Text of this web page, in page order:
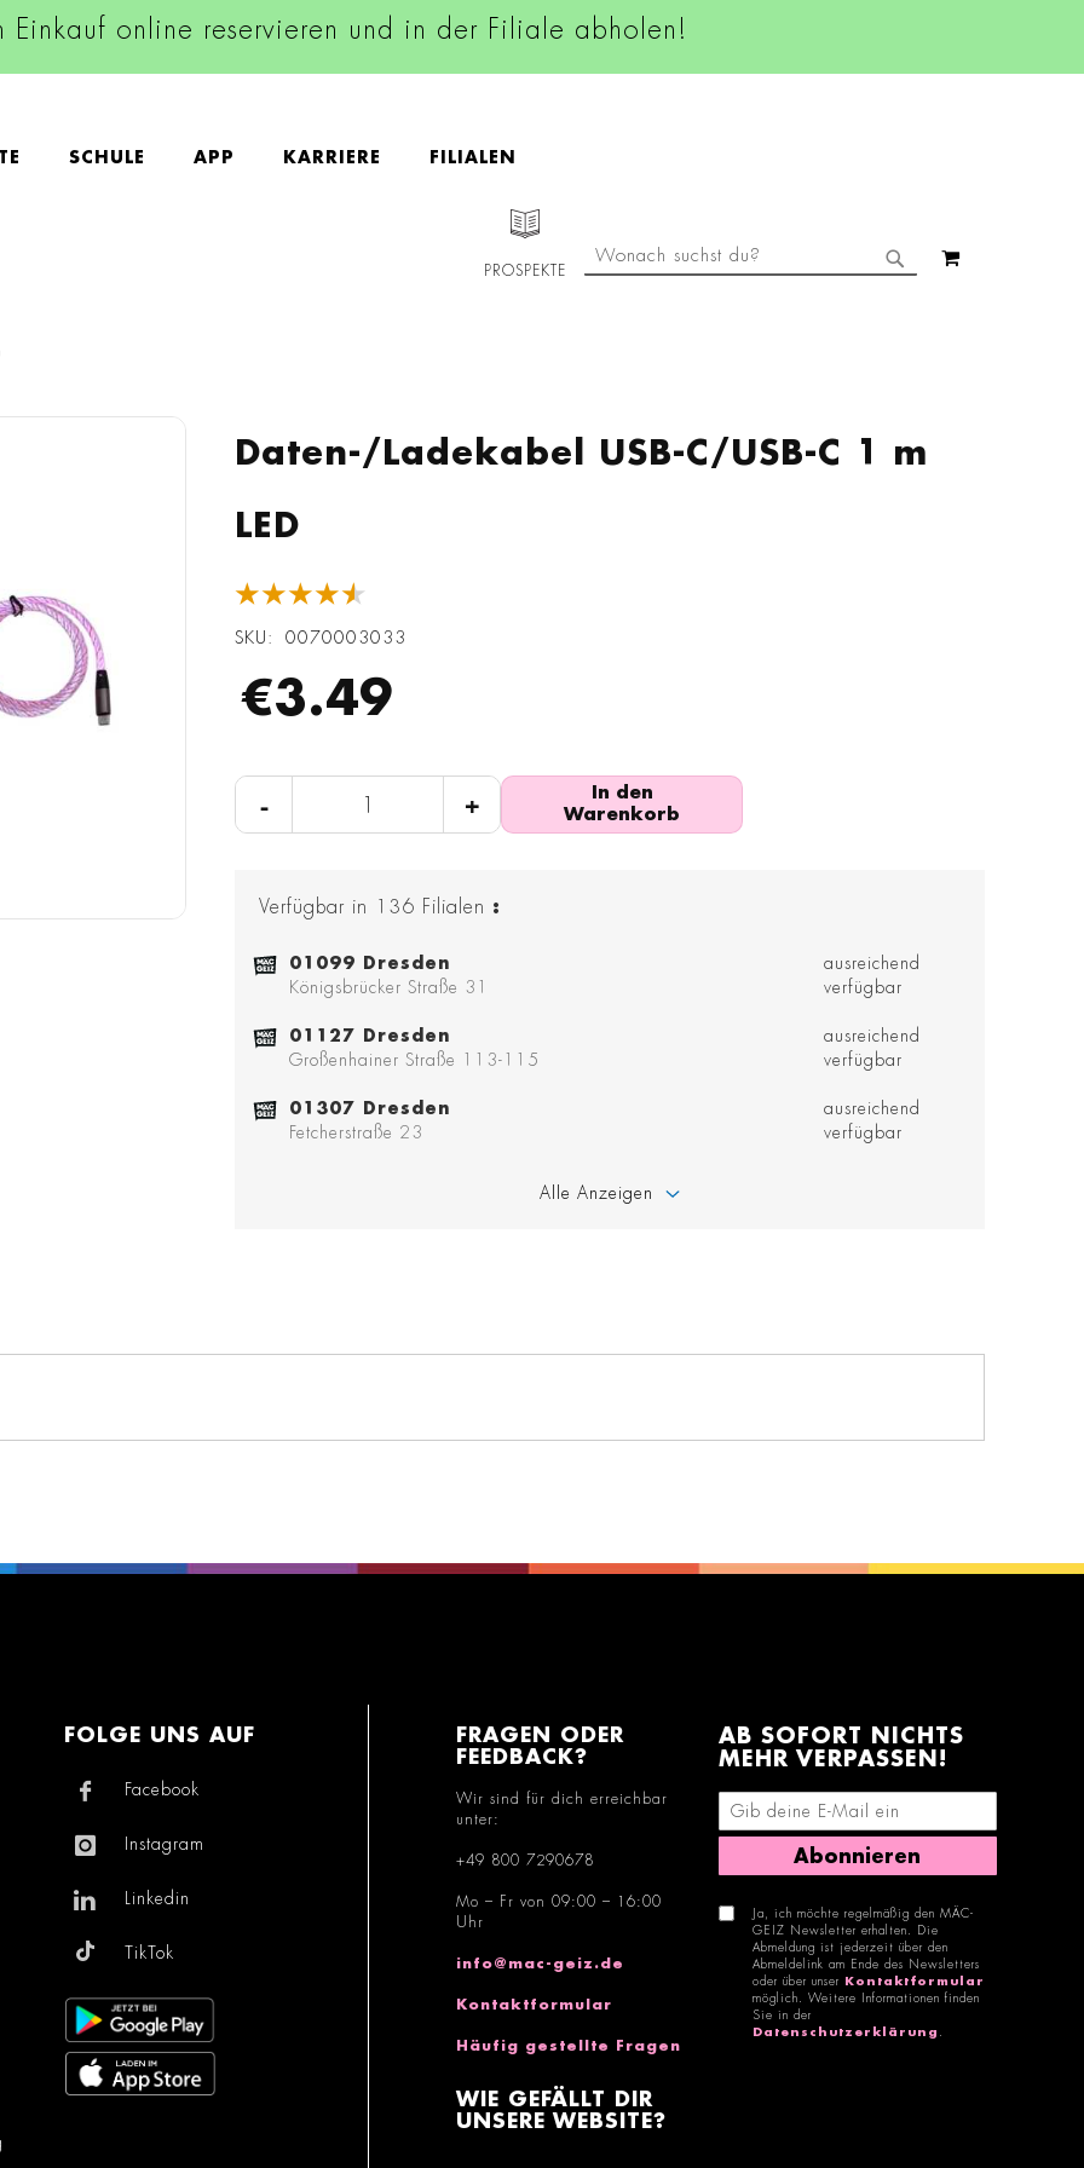
Einkauf online reservieren und in der Filiale abholen!
SCHULE APP KARRIERE FILIALEN
PROSPEKTE
SUCHE
Daten-/Ladekabel USB-C/USB-C 1 m
LED
★★★★★
SKU 0070003033
€3.49
- +
In den
Warenkorb
Verfügbar in 136 Filialen :
01099 Dresden
Königsbrücker Straße 31
ausreichend
verfügbar
01127 Dresden
Großenhainer Straße 113-115
ausreichend
verfügbar
01307 Dresden
Fetcherstraße 23
ausreichend
verfügbar
Alle Anzeigen
FOLGE UNS AUF
Facebook
Instagram
Linkedin
TikTok
FRAGEN ODER
FEEDBACK?
Wir sind für dich erreichbar
unter:
+49 800 7290678
Mo – Fr von 09:00 – 16:00
Uhr
info@mac-geiz.de
Kontaktformular
Häufig gestellte Fragen
WIE GEFÄLLT DIR
UNSERE WEBSITE?
AB SOFORT NICHTS
MEHR VERPASSEN!
E-Mail-Adresse eingeben
Abonnieren
Ja, ich möchte regelmäßig den MÄC-
GEIZ Newsletter erhalten. Die
Abmeldung ist jederzeit über den
Abmeldelink am Ende des Newsletters
oder über unser
Kontaktformular
möglich. Weitere Informationen finden
Sie in der
Datenschutzerklärung .